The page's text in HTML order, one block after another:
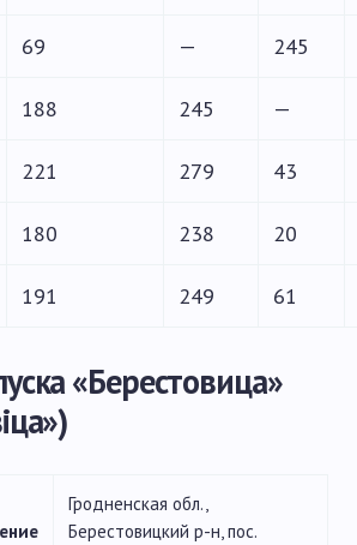
69 — 245
188 245 —
221 279 43
180 238 20
191 249 61
«Берестовица»
Гродненская обл.,
Берестовицкий р-н, пос.